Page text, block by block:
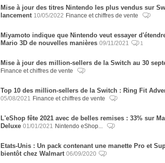
Mise à jour des titres Nintendo les plus vendus sur
lancement 10/05/2022 Finance et chiffres de vente
Miyamoto indique que Nintendo veut essayer
Mario 3D de nouvelles manières 09/11/2021 1
Mise à jour des million-sellers de la Switch au 30
Finance et chiffres de vente
Top 10 des million-sellers de la Switch : Ring Fit
05/08/2021 Finance et chiffres de vente
L'eShop fête 2021 avec de belles remises : 33% sur
Deluxe 01/01/2021 Nintendo eShop...
Etats-Unis : Un pack contenant une manette Pro et
bientôt chez Walmart 06/09/2020